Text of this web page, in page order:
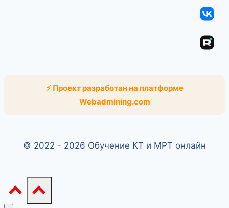
⚡ Проект разработан на платформе
Webadmining.com
© 2022 - 2026 Обучение КТ и МРТ онлайн